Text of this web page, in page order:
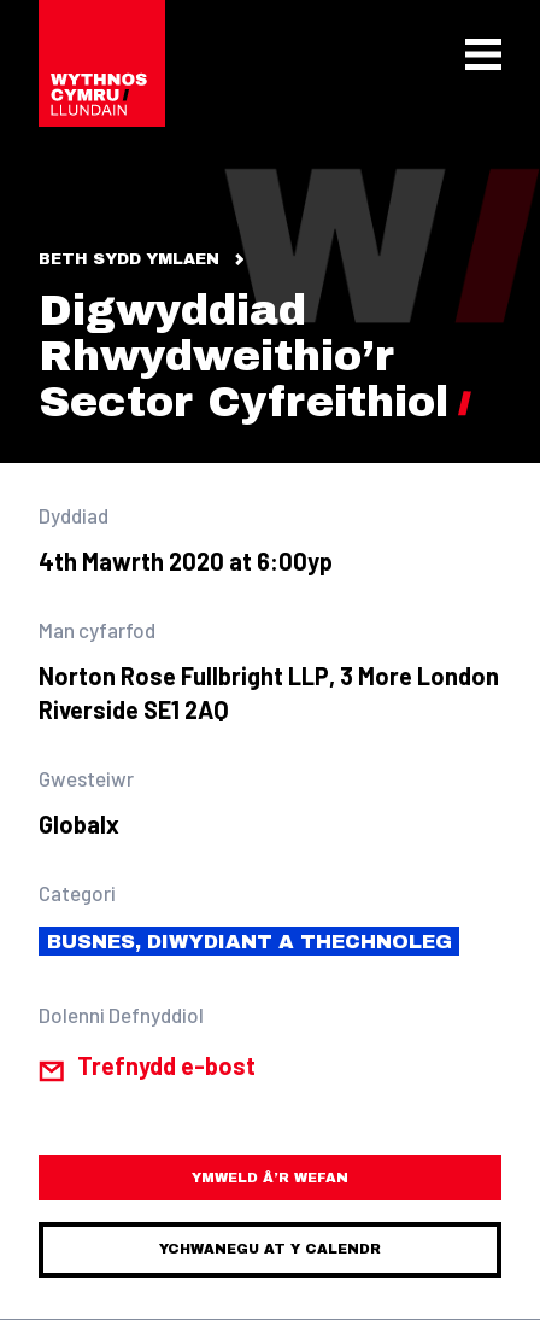
OPEN
BETH SYDD YMLAEN
Digwyddiad
Rhwydweithio’r
Sector Cyfreithiol
Dyddiad
4th Mawrth 2020 at 6:00yp
Man cyfarfod
Norton Rose Fullbright LLP, 3 More London
Riverside SE1 2AQ
Gwesteiwr
Globalx
Categori
BUSNES, DIWYDIANT A THECHNOLEG
Dolenni Defnyddiol
Trefnydd e-bost
YMWELD Â’R WEFAN
YCHWANEGU AT Y CALENDR